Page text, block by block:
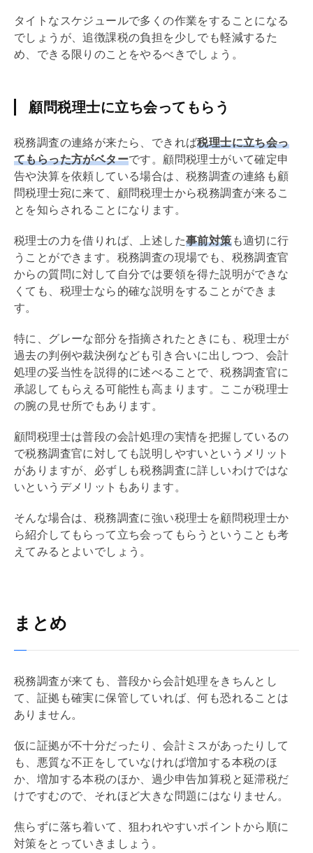
タイトなスケジュールで多くの作業をすることになる
でしょうが、追徴課税の負担を少しでも軽減するた
め、できる限りのことをやるべきでしょう。
顧問税理士に立ち会ってもらう
税務調査の連絡が来たら、できれば税理士に立ち会っ
てもらった方がベターです。顧問税理士がいて確定申
告や決算を依頼している場合は、税務調査の連絡も顧
問税理士宛に来て、顧問税理士から税務調査が来るこ
とを知らされることになります。
税理士の力を借りれば、上述した事前対策も適切に行
うことができます。税務調査の現場でも、税務調査官
からの質問に対して自分では要領を得た説明ができな
くても、税理士なら的確な説明をすることができま
す。
特に、グレーな部分を指摘されたときにも、税理士が
過去の判例や裁決例なども引き合いに出しつつ、会計
処理の妥当性を説得的に述べることで、税務調査官に
承認してもらえる可能性も高まります。ここが税理士
の腕の見せ所でもあります。
顧問税理士は普段の会計処理の実情を把握しているの
で税務調査官に対しても説明しやすいというメリット
がありますが、必ずしも税務調査に詳しいわけではな
いというデメリットもあります。
そんな場合は、税務調査に強い税理士を顧問税理士か
ら紹介してもらって立ち会ってもらうということも考
えてみるとよいでしょう。
まとめ
税務調査が来ても、普段から会計処理をきちんとし
て、証拠も確実に保管していれば、何も恐れることは
ありません。
仮に証拠が不十分だったり、会計ミスがあったりして
も、悪質な不正をしていなければ増加する本税のほ
か、増加する本税のほか、過少申告加算税と延滞税だ
けですむので、それほど大きな問題にはなりません。
焦らずに落ち着いて、狙われやすいポイントから順に
対策をとっていきましょう。